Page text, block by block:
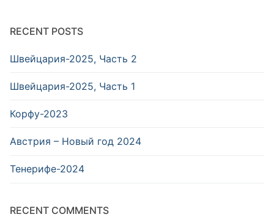
RECENT POSTS
Швейцария-2025, Часть 2
Швейцария-2025, Часть 1
Корфу-2023
Австрия – Новый год 2024
Тенерифе-2024
RECENT COMMENTS